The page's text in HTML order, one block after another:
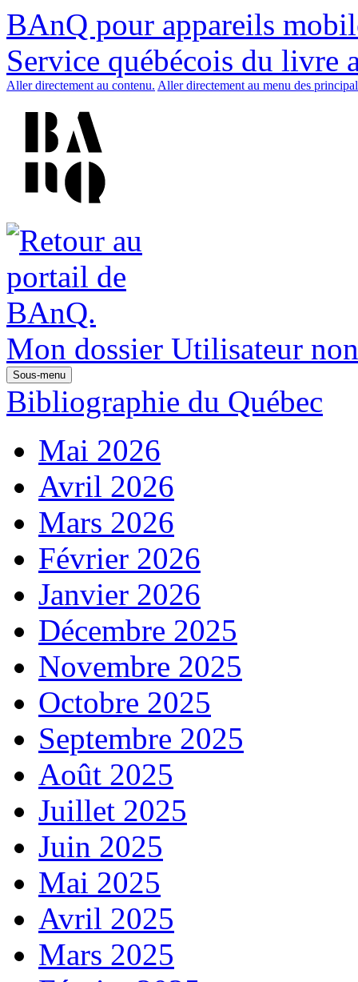
BAnQ pour appareils
Service québécois du livre
Aller directement au contenu. Aller directement au menu des
Mon dossier Utilisateur
Sous-menu
Bibliographie du Québec
Mai 2026
Avril 2026
Mars 2026
Février 2026
Janvier 2026
Décembre 2025
Novembre 2025
Octobre 2025
Septembre 2025
Août 2025
Juillet 2025
Juin 2025
Mai 2025
Avril 2025
Mars 2025